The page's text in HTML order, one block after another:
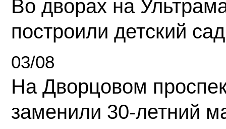
Во дворах на
построили детский сад
03/08
На Дворцовом
заменили 30-летний